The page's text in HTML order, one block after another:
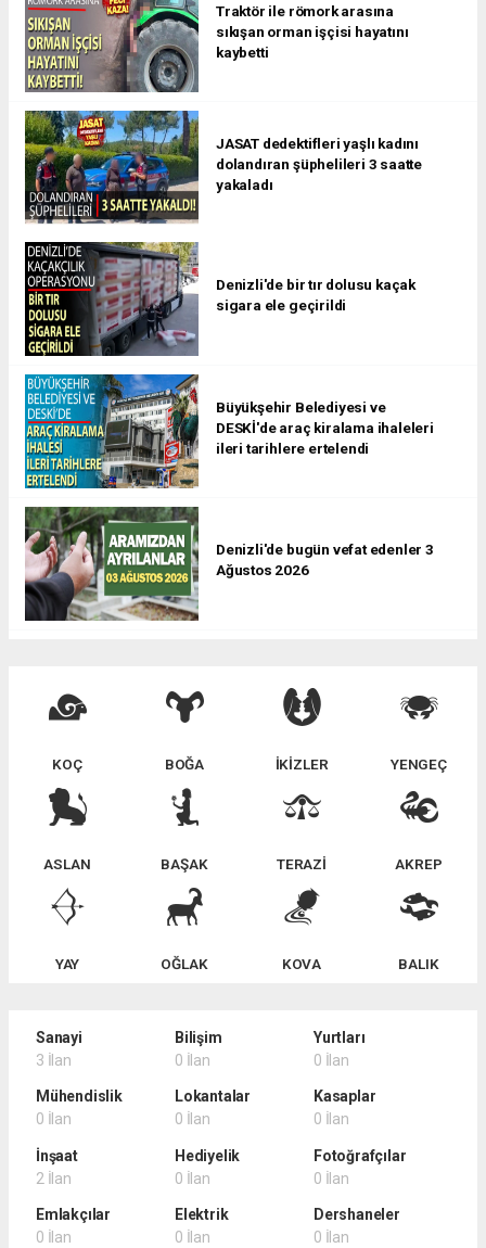
Traktör ile römork arasına
sıkışan orman işçisi hayatını
kaybetti
JASAT dedektifleri yaşlı kadını
dolandıran şüphelileri 3 saatte
yakaladı
Denizli'de bir tır dolusu kaçak
sigara ele geçirildi
Büyükşehir Belediyesi ve
DESKİ'de araç kiralama ihaleleri
ileri tarihlere ertelendi
Denizli'de bugün vefat edenler 3
Ağustos 2026
KOÇ BOĞA İKİZLER YENGEÇ
ASLAN BAŞAK TERAZİ AKREP
YAY OĞLAK KOVA BALIK
Sanayi
3 İlan
Bilişim
0 İlan
Yurtları
0 İlan
Mühendislik
0 İlan
Lokantalar
0 İlan
Kasaplar
0 İlan
İnşaat
2 İlan
Hediyelik
0 İlan
Fotoğrafçılar
0 İlan
Emlakçılar
0 İlan
Elektrik
0 İlan
Dershaneler
0 İlan